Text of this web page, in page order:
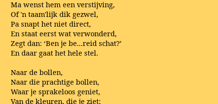
Ma wenst hem een verstijving,
Of 'n taam'lijk dik gezwel,
Pa snapt het niet direct,
En staat eerst wat verwonderd,
Zegt dan: ‘Ben je be...reid schat?’
En daar gaat het hele stel.
Naar de bollen,
Naar die prachtige bollen,
Waar je sprakeloos geniet,
Van de kleuren, die je ziet;